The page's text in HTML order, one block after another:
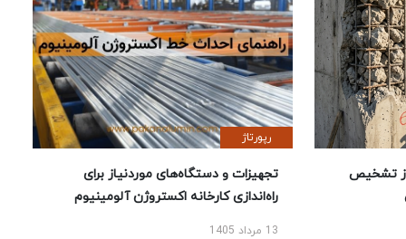
تشخیص
رپورتاژ
تجهیزات و دستگاه‌های موردنیاز برای
راه‌اندازی کارخانه اکستروژن آلومینیوم
13 مرداد 1405